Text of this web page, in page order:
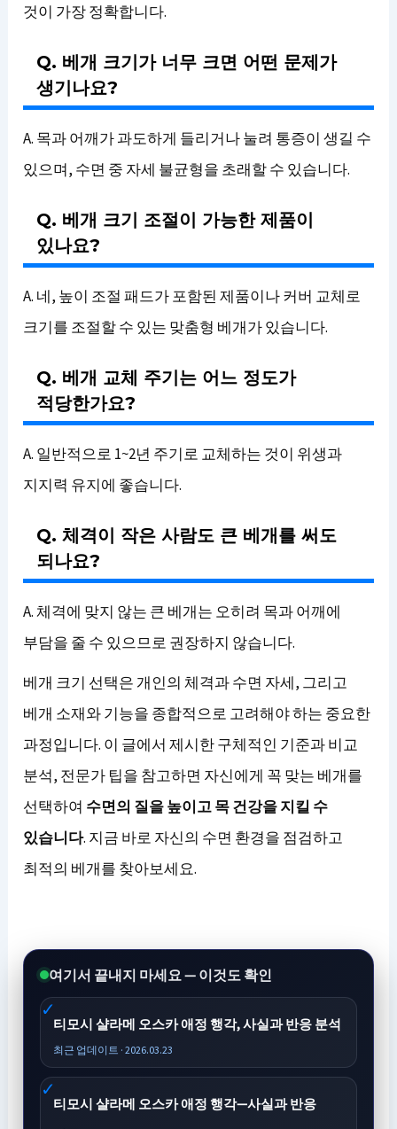
것이 가장 정확합니다.
Q. 베개 크기가 너무 크면 어떤 문제가
생기나요?
A. 목과 어깨가 과도하게 들리거나 눌려 통증이 생길 수
있으며, 수면 중 자세 불균형을 초래할 수 있습니다.
Q. 베개 크기 조절이 가능한 제품이
있나요?
A. 네, 높이 조절 패드가 포함된 제품이나 커버 교체로
크기를 조절할 수 있는 맞춤형 베개가 있습니다.
Q. 베개 교체 주기는 어느 정도가
적당한가요?
A. 일반적으로 1~2년 주기로 교체하는 것이 위생과
지지력 유지에 좋습니다.
Q. 체격이 작은 사람도 큰 베개를 써도
되나요?
A. 체격에 맞지 않는 큰 베개는 오히려 목과 어깨에
부담을 줄 수 있으므로 권장하지 않습니다.
베개 크기 선택은 개인의 체격과 수면 자세, 그리고
베개 소재와 기능을 종합적으로 고려해야 하는 중요한
과정입니다. 이 글에서 제시한 구체적인 기준과 비교
분석, 전문가 팁을 참고하면 자신에게 꼭 맞는 베개를
선택하여 수면의 질을 높이고 목 건강을 지킬 수
있습니다. 지금 바로 자신의 수면 환경을 점검하고
최적의 베개를 찾아보세요.
여기서 끝내지 마세요 — 이것도 확인
티모시 샬라메 오스카 애정 행각, 사실과 반응 분석
최근 업데이트 · 2026.03.23
티모시 샬라메 오스카 애정 행각—사실과 반응